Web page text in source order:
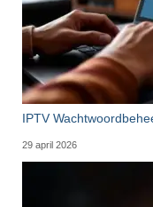
IPTV
29 april 2026